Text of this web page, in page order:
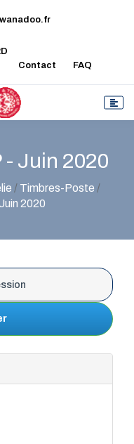
Contact FAQ
- Juin 2020
/ Timbres-Poste /
2020